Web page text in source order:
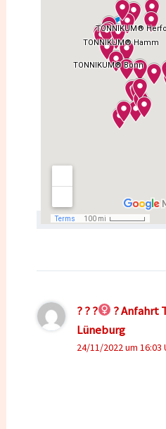
? ? ?‍
? Anfahrt
Lüneburg
24/11/2022 um 16:03